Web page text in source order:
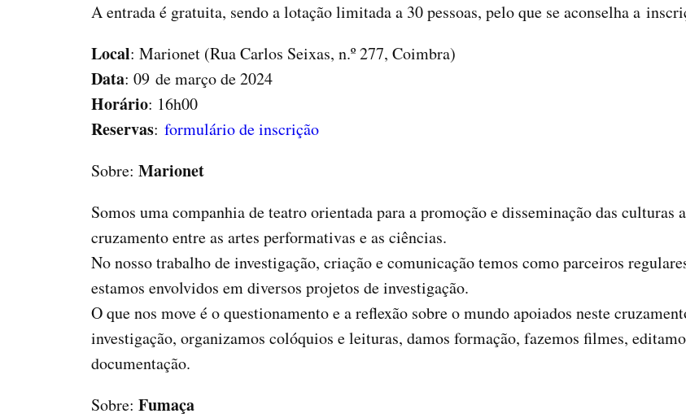
A entrada é gratuita, sendo a lotação limitada a 30 pessoas, pelo que se aconselha a
Local: Marionet (Rua Carlos Seixas, n.º 277, Coimbra)
Data: 09 de março de 2024
Horário: 16h00
Reservas: formulário de inscrição
Sobre: Marionet
Somos uma companhia de teatro orientada para a promoção e disseminação das
cruzamento entre as artes performativas e as ciências.
No nosso trabalho de investigação, criação e comunicação temos como parceiros
estamos envolvidos em diversos projetos de investigação.
O que nos move é o questionamento e a reflexão sobre o mundo apoiados neste
investigação, organizamos colóquios e leituras, damos formação, fazemos filmes,
documentação.
Sobre: Fumaça